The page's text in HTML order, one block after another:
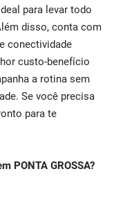
para levar todo
disso, conta com
conectividade
custo-benefício
a rotina sem
Se você precisa
para te
PONTA GROSSA?